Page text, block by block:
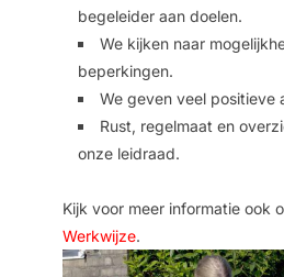
begeleider aan doelen.
We kijken naar
beperkingen.
We geven veel positieve
Rust, regelmaat en
onze leidraad.
Kijk voor meer informatie ook
Werkwijze.